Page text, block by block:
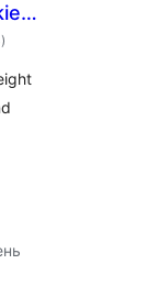
загальний
рейтинг
)